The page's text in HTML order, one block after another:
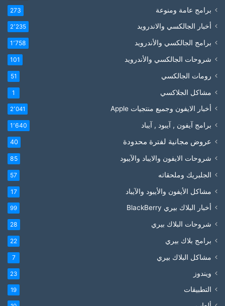
برامج عامة ومنوعة 273
أخبار الجالكسي والاندرويد 2٬235
برامج الجالكسي والأندرويد 1٬758
شروحات الجالكسي والأندرويد 101
رومات الجالكسي 51
مشاكل الجلاكسي 1
أخبار الايفون وجميع منتجيات Apple 2٬041
برامج آيفون , آيبود , آيباد 1٬640
عروض مجانية لفترة محدودة 40
شروحات الايفون والايباد والآيبود 85
الجلبريك وملحقاته 57
مشاكل الأيفون والأيبود والآيباد 17
أخبار البلاك بيري BlackBerry 99
شروحات البلاك بيري 28
برامج بلاك بيري 22
مشاكل البلاك بيري 7
ويندوز 23
التطبيقات 19